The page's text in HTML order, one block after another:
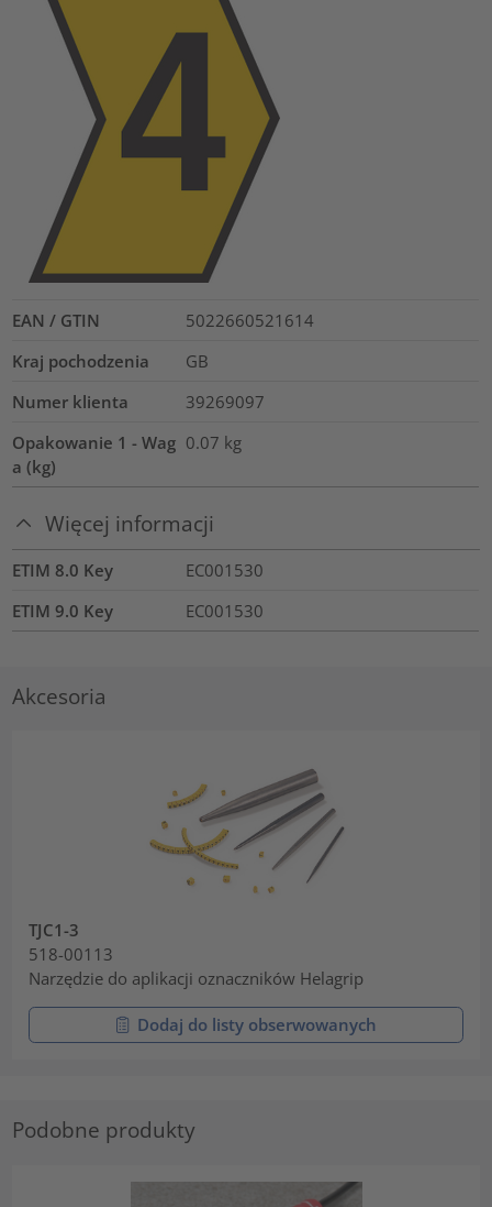
EAN / GTIN
5022660521614
Kraj pochodzenia
GB
Numer klienta
39269097
Opakowanie 1 - Wag
a (kg)
0.07 kg
Więcej informacji
ETIM 8.0 Key
EC001530
ETIM 9.0 Key
EC001530
Akcesoria
TJC1-3
518-00113
Narzędzie do aplikacji oznaczników Helagrip
Dodaj do listy obserwowanych
Podobne produkty